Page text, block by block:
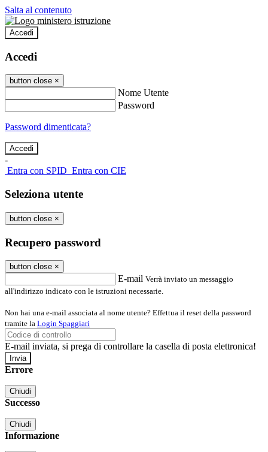
Salta al contenuto
Accedi
Accedi
button close ×
Nome Utente
Password
Password dimenticata?
-
Entra con SPID Entra con CIE
Seleziona utente
button close ×
Recupero password
button close ×
E-mail Verrà inviato un messaggio
all'indirizzo indicato con le istruzioni necessarie.
Non hai una e-mail associata al nome utente? Effettua il reset della password
tramite la Login Spaggiari
E-mail inviata, si prega di controllare la casella di posta elettronica!
Errore
Chiudi
Successo
Chiudi
Informazione